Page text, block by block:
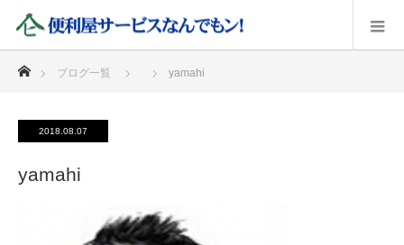
ブログ一覧 yamahi
2018.08.07
yamahi